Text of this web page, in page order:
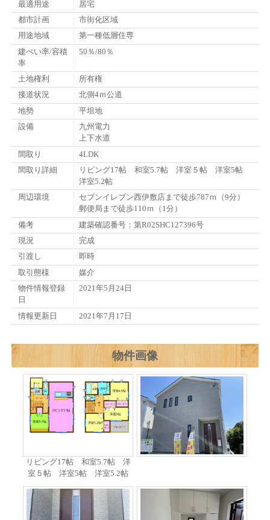
最適用途
居宅
都市計画
市街化区域
用途地域
第一種低層住専
建ぺい率/容積
率
50％/80％
土地権利
所有権
接道状況
北側4ｍ公道
地勢
平坦地
設備
九州電力
上下水道
間取り
4LDK
間取り詳細
リビング17帖 和室5.7帖 洋室５帖 洋室5帖
洋室5.2帖
周辺環境
セブンイレブン西伊敷店まで徒歩787ｍ（9分）
郵便局まで徒歩110ｍ（1分）
備考
建築確認番号：第R02SHC127396号
現況
完成
引渡し
即時
取引態様
媒介
物件情報登録
日
2021年5月24日
情報更新日 2021年7月17日
物件画像
リビング17帖 和室5.7帖 洋
室５帖 洋室5帖 洋室5.2帖